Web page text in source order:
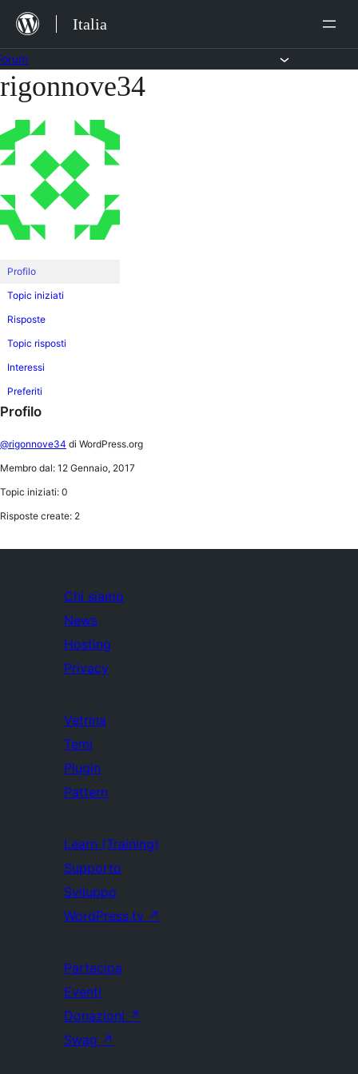
Salta
contenuto
Italia
Vai
contenuto
rigonnove34
Profilo
Topic iniziati
Risposte
Topic risposti
Interessi
Preferiti
Profilo
@rigonnove34 di WordPress.org
Membro dal: 12 Gennaio, 2017
Topic iniziati: 0
Risposte create: 2
Chi siamo
News
Hosting
Privacy
Vetrina
Temi
Plugin
Pattern
Learn (Training)
Supporto
Sviluppo
WordPress.tv ↗
Partecipa
Eventi
Donazioni ↗
Swag ↗